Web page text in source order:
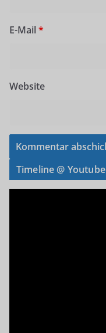
E-Mail *
Website
Timeline @ Youtube